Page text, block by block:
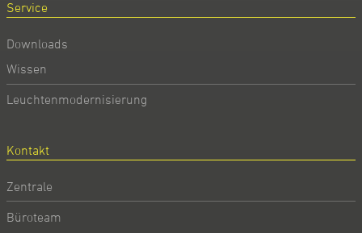
Service
Downloads
Wissen
Leuchtenmodernisierung
Kontakt
Zentrale
Büroteam